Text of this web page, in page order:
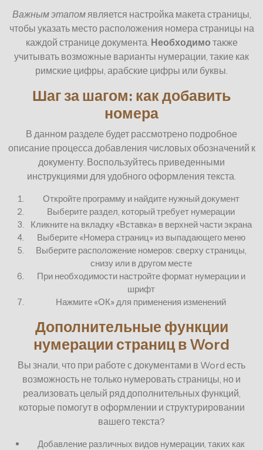
Важным этапомявляется настройка макета страницы,
чтобы указать место расположения номера страницы на
каждой странице документа. Необходимо также
учитывать возможные варианты нумерации, такие как
римские цифры, арабские цифры или буквы.
Шаг за шагом: как добавить
номера
В данном разделе будет рассмотрено подробное
описание процесса добавления числовых обозначений к
документу. Воспользуйтесь приведенными
инструкциями для удобного оформления текста.
Откройте программу и найдите нужный документ
Выберите раздел, который требует нумерации
Кликните на вкладку «Вставка» в верхней части экрана
Выберите «Номера страниц» из выпадающего меню
Выберите расположение номеров: сверху страницы,
снизу или в другом месте
При необходимости настройте формат нумерации и
шрифт
Нажмите «ОК» для применения изменений
Дополнительные функции
нумерации страниц в Word
Вы знали, что при работе с документами в Word есть
возможность не только нумеровать страницы, но и
реализовать целый ряд дополнительных функций,
которые помогут в оформлении и структурировании
вашего текста?
Добавление различных видов нумерации, таких как